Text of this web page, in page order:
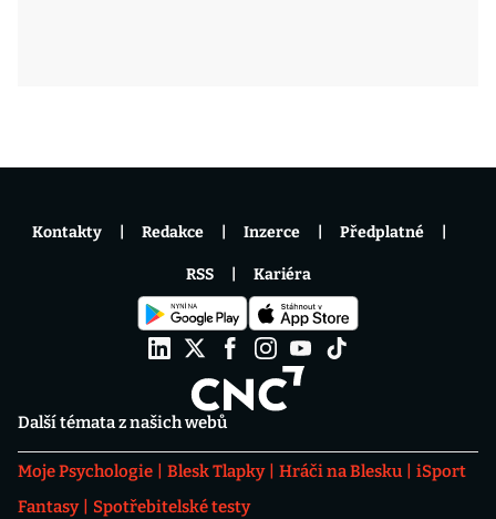
Další témata z našich webů
Moje Psychologie Blesk Tlapky Hráči na Blesku
iSport
Fantasy
Spotřebitelské testy
Kontakty Redakce Inzerce Předplatné
RSS Kariéra